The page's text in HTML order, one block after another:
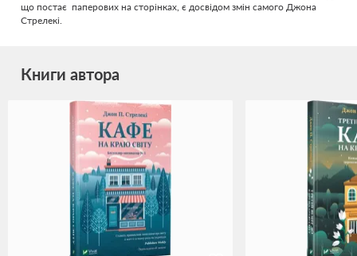
що постає паперових на сторінках, є досвідом змін самого Джона
Стрелекі.
Книги автора